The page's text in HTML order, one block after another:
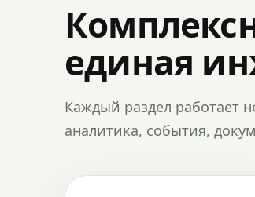
единая
Каждый раздел работает
аналитика, события,